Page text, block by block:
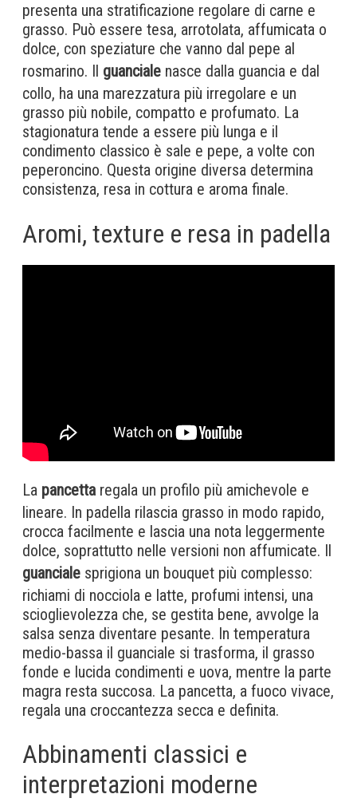
presenta una stratificazione regolare di carne e
grasso. Può essere tesa, arrotolata, affumicata o
dolce, con speziature che vanno dal pepe al
rosmarino. Il guanciale nasce dalla guancia e dal
collo, ha una marezzatura più irregolare e un
grasso più nobile, compatto e profumato. La
stagionatura tende a essere più lunga e il
condimento classico è sale e pepe, a volte con
peperoncino. Questa origine diversa determina
consistenza, resa in cottura e aroma finale.
Aromi, texture e resa in padella
La pancetta regala un profilo più amichevole e
lineare. In padella rilascia grasso in modo rapido,
crocca facilmente e lascia una nota leggermente
dolce, soprattutto nelle versioni non affumicate. Il
guanciale sprigiona un bouquet più complesso:
richiami di nocciola e latte, profumi intensi, una
scioglievolezza che, se gestita bene, avvolge la
salsa senza diventare pesante. In temperatura
medio-bassa il guanciale si trasforma, il grasso
fonde e lucida condimenti e uova, mentre la parte
magra resta succosa. La pancetta, a fuoco vivace,
regala una croccantezza secca e definita.
Abbinamenti classici e
interpretazioni moderne